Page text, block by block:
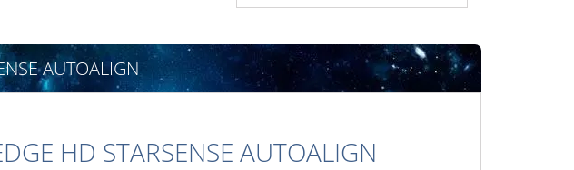
AUTOALIGN
HD STARSENSE AUTOALIGN